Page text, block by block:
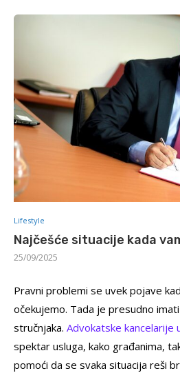
Lifestyle
Najčešće situacije kada
25/09/2025
Pravni problemi se uvek pojave
očekujemo. Tada je presudno
stručnjaka. Advokatske kancelarije
spektar usluga, kako građanima,
pomoći da se svaka situacija reši